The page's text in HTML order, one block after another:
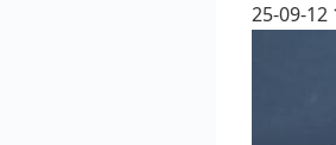
25-09-12